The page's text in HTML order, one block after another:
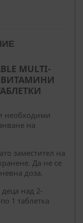
MULTI-
необходими
на
заместител на
Да не се
доза.
над 2-
1 таблетка